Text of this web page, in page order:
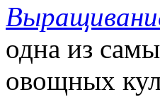
одна из
овощных